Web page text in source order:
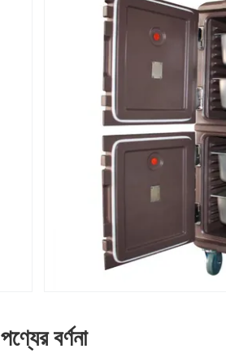
পণ্যের বর্ণনা